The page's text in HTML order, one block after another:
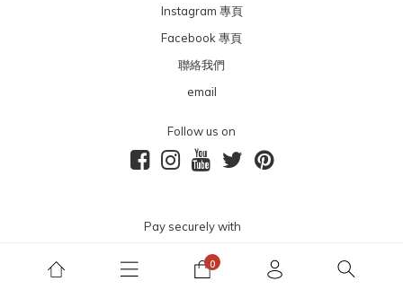
Instagram 專頁
Facebook 專頁
聯絡我們
email
Follow us on
Pay securely with